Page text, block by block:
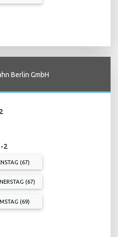
Berlin GmbH
2
(67)
(67)
(69)